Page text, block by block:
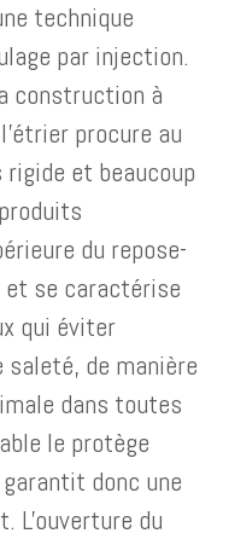
technique
par injection.
construction à
procure au
et beaucoup
du repose-
et se caractérise
qui éviter
de manière
dans toutes
le protège
donc une
L'ouverture du